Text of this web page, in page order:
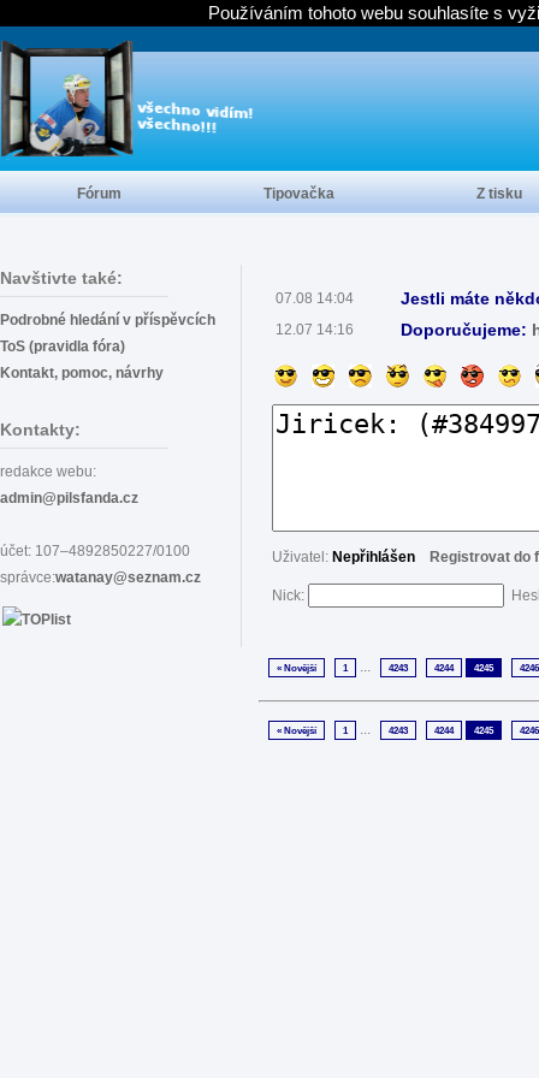
Navštivte také:
Podrobné hledání v příspěvcích
ToS (pravidla fóra)
Kontakt, pomoc, návrhy
Kontakty:
redakce webu:
admin@pilsfanda.cz
účet: 107–4892850227/0100
správce:watanay@seznam.cz
07.08 14:04 Jestli máte
12.07 14:16 Doporučujeme:
Uživatel: Nepřihlášen Registrovat do
Nick:
« Novější 1 ... 4243 4244 4245 4246
« Novější 1 ... 4243 4244 4245 4246
Fórum Tipovačka Z tisku
Používáním tohoto webu souhlasíte s